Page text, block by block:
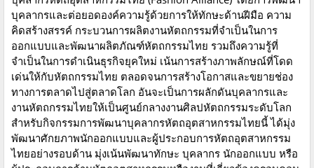
บุคลากรและต่อยอดองค์ความรู้ด้วยการให้ทักษะด้านฝีมือ ความ
คิดสร้างสรรค์ กระบวนการผลิตงานหัตถกรรมที่จำเป็นในการ
ออกแบบและพัฒนาผลิตภัณฑ์หัตถกรรมไทย รวมถึงความรู้ที่
จำเป็นในการดำเนินธุรกิจยุคใหม่ เน้นการสร้างภาพลักษณ์ที่โดด
เด่นให้กับหัตถกรรมไทย ตลอดจนการสร้างโอกาสและขยายช่อง
ทางการตลาดไปสู่ตลาดโลก อันจะเป็นการผลักดันบุคลากรและ
งานหัตถกรรมไทยให้เป็นศูนย์กลางงานศิลปหัตถกรรมระดับโลก
สำหรับกิจกรรมการพัฒนาบุคลากรหัตถอุตสาหกรรมไทยนี้ ได้มุ่ง
พัฒนาศักยภาพนักออกแบบและผู้ประกอบการหัตถอุตสาหกรรม
ไทยอย่างรอบด้าน มุ่งเน้นพัฒนาทักษะ บุคลากร นักออกแบบ หรือ